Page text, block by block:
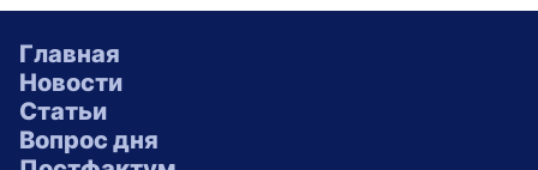
Главная
Новости
Статьи
Вопрос дня